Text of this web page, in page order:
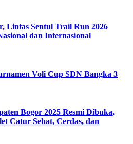
Lintas Sentul Trail Run 2026
dan Internasional
Voli Cup SDN Bangka 3
Bogor 2025 Resmi Dibuka,
Catur Sehat, Cerdas, dan